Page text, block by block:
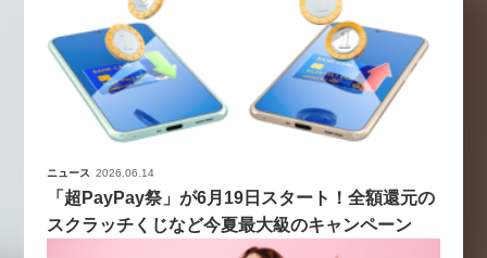
ニュース 2026.06.14
「超PayPay祭」が6月19日スタート！全額還元の
スクラッチくじなど今夏最大級のキャンペーン